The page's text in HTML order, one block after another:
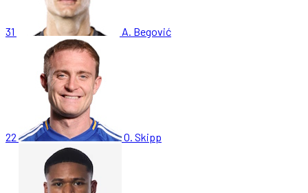
31 A. Begović
22 O. Skipp